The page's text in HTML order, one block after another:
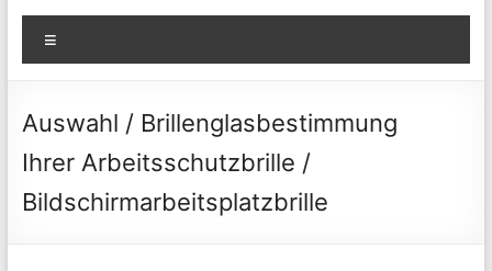
Optik
Heger
&
Contactlinsen
Auswahl / Brillenglasbestimmung
Ihrer Arbeitsschutzbrille /
Bildschirmarbeitsplatzbrille